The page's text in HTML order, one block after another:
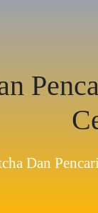
Dan